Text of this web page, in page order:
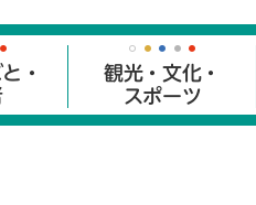
・
観光・文化・
スポーツ